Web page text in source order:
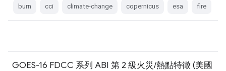
burn cci climate-change copernicus esa fire
GOES-16 FDCC 系列 ABI 第 2 級火災/熱點特徵 (美國